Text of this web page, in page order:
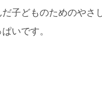
子どものためのやさ
いです。